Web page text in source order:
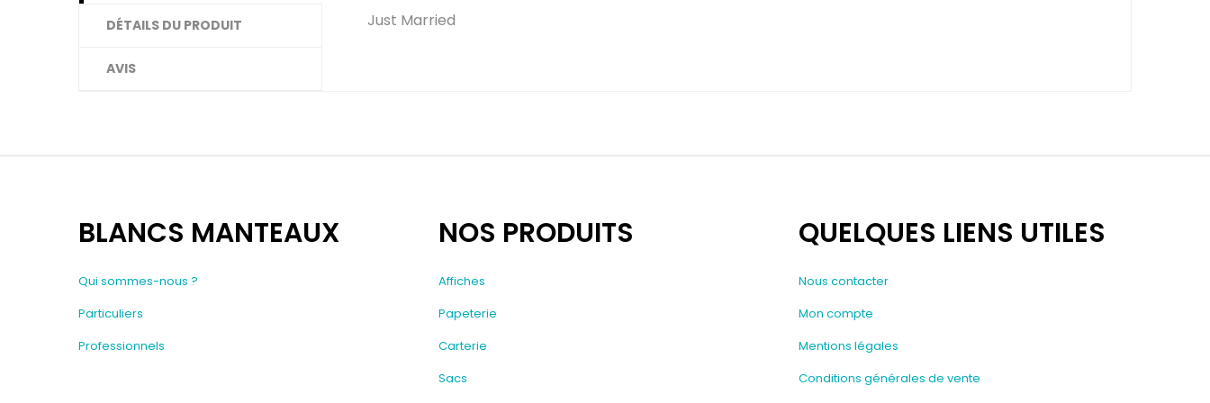
DÉTAILS DU PRODUIT
AVIS
Just Married
BLANCS MANTEAUX
Qui sommes-nous ?
Particuliers
Professionnels
NOS PRODUITS
Affiches
Papeterie
Carterie
Sacs
QUELQUES LIENS UTILES
Nous contacter
Mon compte
Mentions légales
Conditions générales de vente